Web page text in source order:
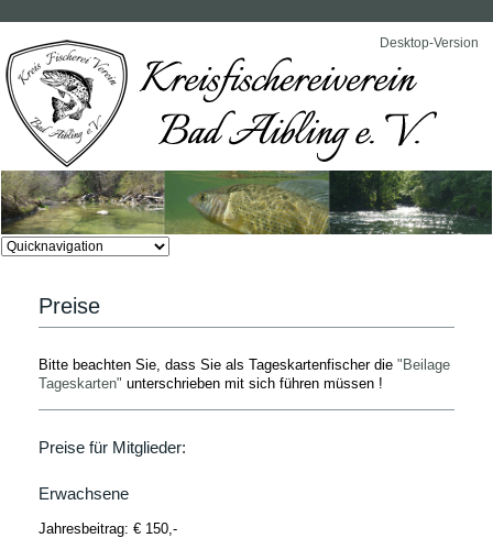
Desktop-Version
Zielseite
Preise
Bitte beachten Sie, dass Sie als Tageskartenfischer die "Beilage
Tageskarten" unterschrieben mit sich führen müssen !
Preise für Mitglieder:
Erwachsene
Jahresbeitrag: € 150,-